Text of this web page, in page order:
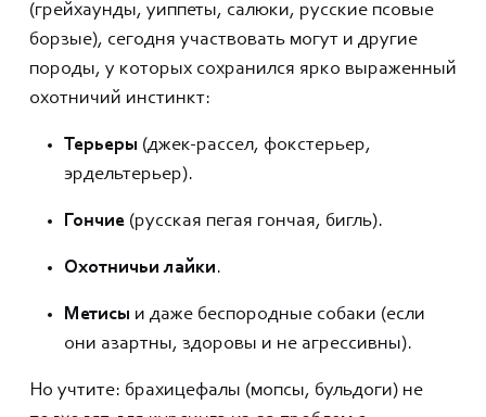
(грейхаунды, уиппеты, салюки, русские псовые
борзые), сегодня участвовать могут и другие
породы, у которых сохранился ярко выраженный
охотничий инстинкт:
Терьеры (джек-рассел, фокстерьер,
эрдельтерьер).
Гончие (русская пегая гончая, бигль).
Охотничьи лайки.
Метисы и даже беспородные собаки (если
они азартны, здоровы и не агрессивны).
Но учтите: брахицефалы (мопсы, бульдоги) не